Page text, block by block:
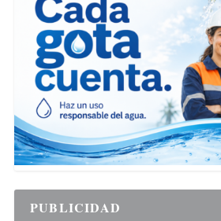
PUBLICIDAD